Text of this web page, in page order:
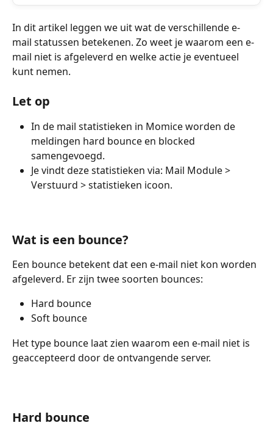
In dit artikel leggen we uit wat de verschillende e-
mail statussen betekenen. Zo weet je waarom een e-
mail niet is afgeleverd en welke actie je eventueel
kunt nemen.
Let op
In de mail statistieken in Momice worden de
meldingen hard bounce en blocked
samengevoegd.
Je vindt deze statistieken via: Mail Module >
Verstuurd > statistieken icoon.
Wat is een bounce?
Een bounce betekent dat een e-mail niet kon worden
afgeleverd. Er zijn twee soorten bounces:
Hard bounce
Soft bounce
Het type bounce laat zien waarom een e-mail niet is
geaccepteerd door de ontvangende server.
Hard bounce